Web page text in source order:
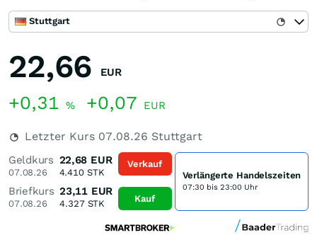
Stuttgart
22,66 EUR
+0,31 % +0,07 EUR
Letzter Kurs 07.08.26 Stuttgart
Geldkurs
07.08.26
22,68 EUR
4.410STK
Briefkurs
07.08.26
23,11 EUR
4.327STK
Verkauf
Kauf
Verlängerte Handelszeiten
07:30 bis 23:00 Uhr